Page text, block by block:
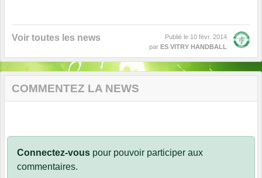
Voir toutes les news Publié le 10 févr. 2014
par ES VITRY HANDBALL
COMMENTEZ LA NEWS
Connectez-vous pour pouvoir participer aux
commentaires.